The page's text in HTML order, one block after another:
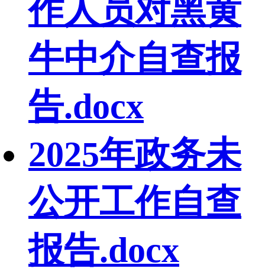
作人员对黑黄
牛中介自查报
告.docx
2025年政务未
公开工作自查
报告.docx